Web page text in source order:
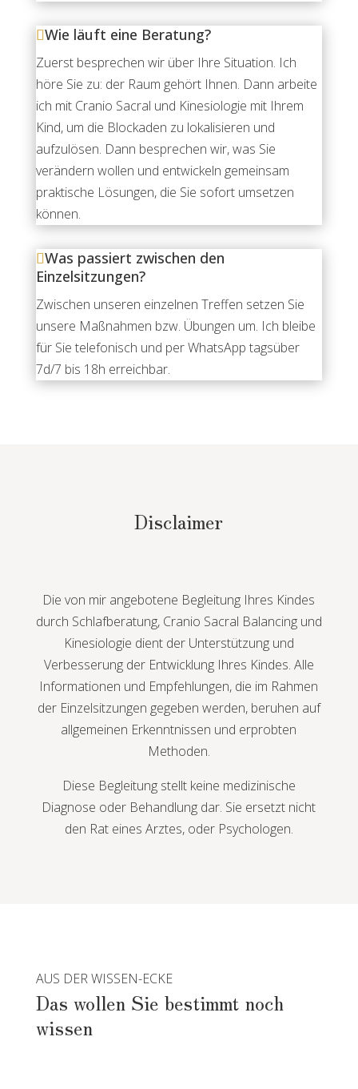
Wie läuft eine Beratung?
Zuerst besprechen wir über Ihre Situation. Ich
höre Sie zu: der Raum gehört Ihnen. Dann arbeite
ich mit Cranio Sacral und Kinesiologie mit Ihrem
Kind, um die Blockaden zu lokalisieren und
aufzulösen. Dann besprechen wir, was Sie
verändern wollen und entwickeln gemeinsam
praktische Lösungen, die Sie sofort umsetzen
können.
Was passiert zwischen den
Einzelsitzungen?
Zwischen unseren einzelnen Treffen setzen Sie
unsere Maßnahmen bzw. Übungen um. Ich bleibe
für Sie telefonisch und per WhatsApp tagsüber
7d/7 bis 18h erreichbar.
Disclaimer
Die von mir angebotene Begleitung Ihres Kindes
durch Schlafberatung, Cranio Sacral Balancing und
Kinesiologie dient der Unterstützung und
Verbesserung der Entwicklung Ihres Kindes. Alle
Informationen und Empfehlungen, die im Rahmen
der Einzelsitzungen gegeben werden, beruhen auf
allgemeinen Erkenntnissen und erprobten
Methoden.
Diese Begleitung stellt keine medizinische
Diagnose oder Behandlung dar. Sie ersetzt nicht
den Rat eines Arztes, oder Psychologen.
AUS DER WISSEN-ECKE
Das wollen Sie bestimmt noch
wissen